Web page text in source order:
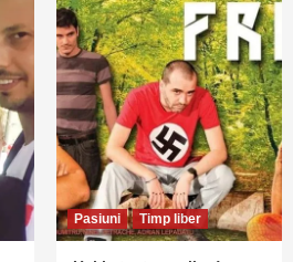
Pasiuni Timp liber